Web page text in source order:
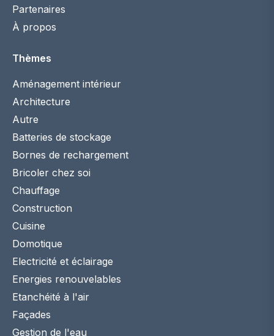
Architecture
Autre
Bornes de rechargement
Bricoler chez soi
Chauffage
Construction
Cuisine
Domotique
Electricité et éclairage
Energies renouvelables
Etanchéité à l'air
Façades
Gestion de l'eau
Gros oeuvre
Immobilier
Isolation
Matériaux de construction
Menuiseries extérieures